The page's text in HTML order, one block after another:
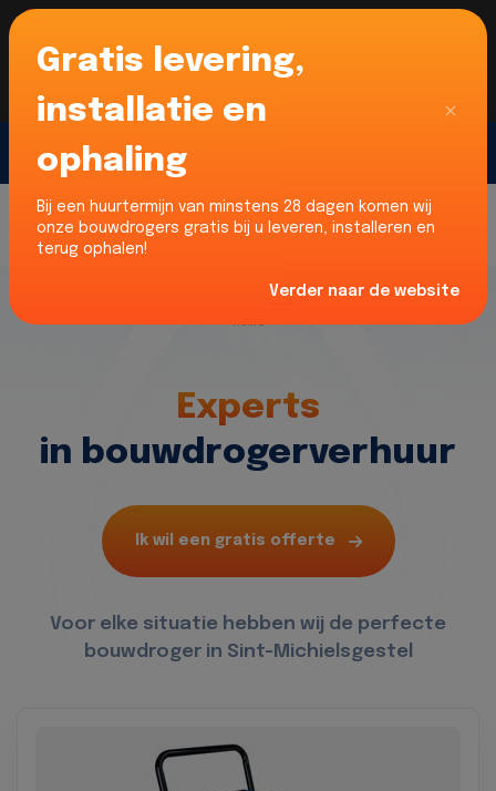
Voor onze Nederlandse klanten... Wij zijn maar
liefst 52% goedkoper dan verhuurders uit NL -
limburg en Noord-Brabant!
Home
Experts
in bouwdrogerverhuur
Ik wil een gratis offerte
Voor elke situatie hebben wij de perfecte
bouwdroger in Sint-Michielsgestel
Gratis levering,
installatie en
ophaling
Bij een huurtermijn van minstens 28 dagen komen wij
onze bouwdrogers gratis bij u leveren, installeren en
terug ophalen!
Verder naar de website